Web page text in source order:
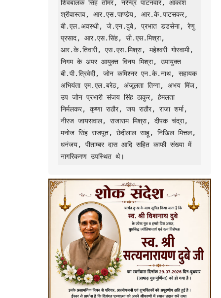
शिवबालक सिंह तोमर, नरेन्द्र पाटनवार, आकाश
श्रीवास्तव, आर.एस.पाण्डेय, आर.के.पाटसकर,
बी.एल.अवस्थी, जे.एन.दुबे, प्रभात डडसेना, रेणु
प्रसाद, आर.एस.सिंह, सी.एस.मिश्रा,
आर.के.तिवारी, एस.एस.मिश्रा, महेश्वरी गोस्वामी,
निगम के अपर आयुक्त विनय मिश्रा, उपायुक्त
बी.पी.त्रिवेदी, जोन कमिश्नर एन.के.नाथ, सहायक
अभियंता एम.एल.बरेठ, अंजूलता तिग्गा, अभय मिंज,
उप जोन प्रभारी संजय सिंह ठाकुर, हेमलता
निर्मलकर, कृष्णा राठौर, जय राठौर, राजा शर्मा,
नीरज जायसवाल, राजाराम मिश्रा, दीपक चंद्रा,
मनोज सिंह राजपूत, छेदीलाल साहू, निखिल मित्तल,
धनंजय, पीताम्बर दास आदि सहित काफी संख्या में
नागरिकगण उपस्थित थे।